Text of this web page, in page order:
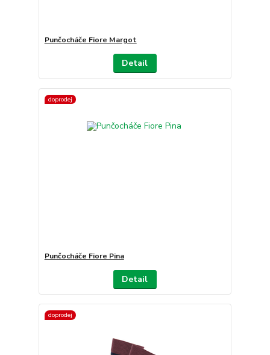
Punčocháče Fiore Margot
Detail
doprodej
Punčocháče Fiore Pina
Detail
doprodej